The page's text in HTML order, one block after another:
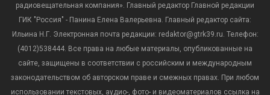
радиовещательная компания». Главный редактор Главной редакции
ГИК "Россия" - Панина Елена Валерьевна. Главный редактор сайта:
Ильина Н.Г. Электронная почта редакции: redaktor@gtrk39.ru. Телефон:
(4012)538444. Все права на любые материалы, опубликованные на
сайте, защищены в соответствии с российским и международным
законодательством об авторском праве и смежных правах. При любом
использовании текстовых, аудио-, фото- и видеоматериалов ссылка на